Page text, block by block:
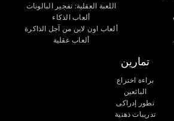
اللعبة العقلية: تفجير البالونات
ألعاب الذكاء
ألعاب اون لاين من آجل الذاكرة
ألعاب عقلية
تمارين
براءة اختراع
البائعين
تطور إدراكى
تدريبات ذهنية